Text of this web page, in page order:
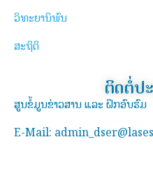
ວິທະຍານິພົນ
ສະຖິຕິ
ຕິດຕໍ່ປ
ສູນຂໍ້ມູນຂ່າວສານ ແລະ ຝຶກອົບຮົມ
E-Mail: